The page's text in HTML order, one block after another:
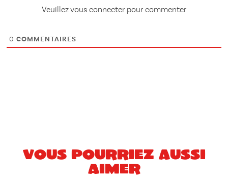
Veuillez vous connecter pour commenter
0 COMMENTAIRES
Vous pourriez aussi
aimer